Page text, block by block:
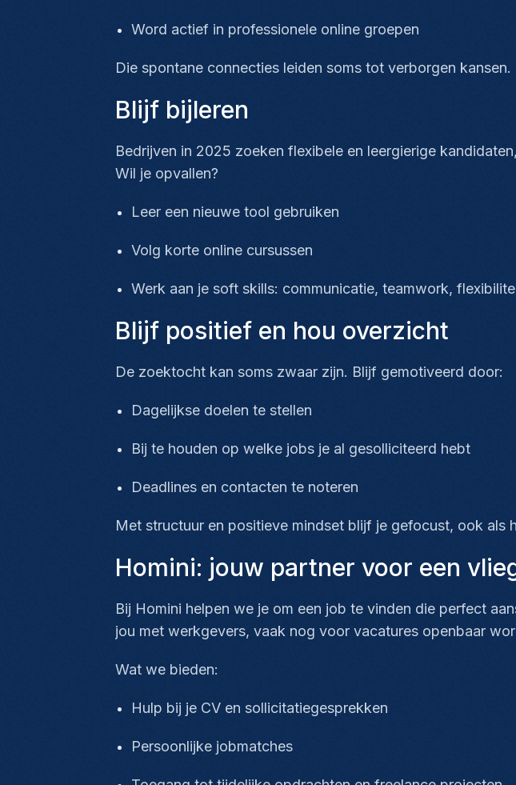
Word actief in professionele online groepen
Die spontane connecties leiden soms tot verborgen kansen.
Blijf bijleren
Bedrijven in 2025 zoeken flexibele en leergierige
Wil je opvallen?
Leer een nieuwe tool gebruiken
Volg korte online cursussen
Werk aan je soft skills: communicatie, teamwork,
Blijf positief en hou overzicht
De zoektocht kan soms zwaar zijn. Blijf gemotiveerd door:
Dagelijkse doelen te stellen
Bij te houden op welke jobs je al gesolliciteerd hebt
Deadlines en contacten te noteren
Met structuur en positieve mindset blijf je gefocust, ook als
Homini: jouw partner voor een
Bij Homini helpen we je om een job te vinden die perfect
jou met werkgevers, vaak nog voor vacatures openbaar
Wat we bieden:
Hulp bij je CV en sollicitatiegesprekken
Persoonlijke jobmatches